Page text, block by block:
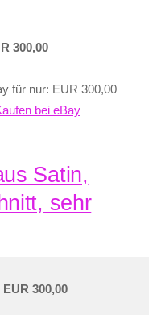
300,00
für nur: EUR 300,00
bei eBay
Satin,
sehr
EUR 300,00